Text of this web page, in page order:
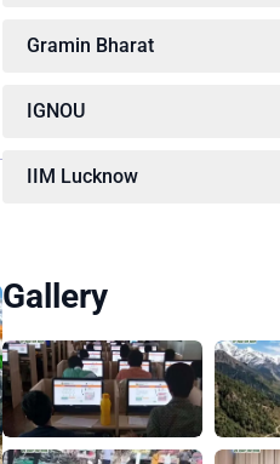
Gramin Bharat
IGNOU
IIM Lucknow
Gallery